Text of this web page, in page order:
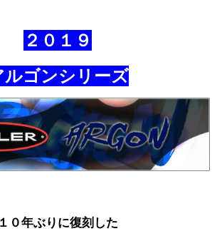
２０１９
ルゴンシリーズ
１０年ぶりに復刻した